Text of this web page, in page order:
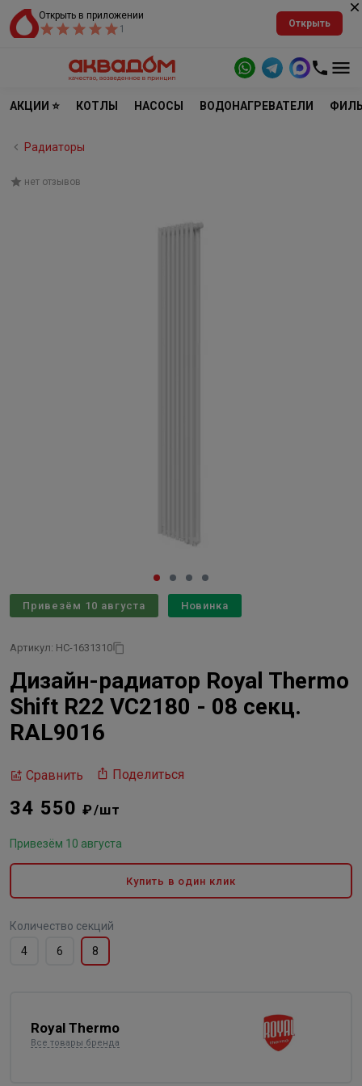
Открыть в приложении
1
Открыть
АКЦИИ ⭐ КОТЛЫ НАСОСЫ ВОДОНАГРЕВАТЕЛИ
Радиаторы
нет отзывов
Привезём 10 августа Новинка
Артикул: НС-1631310
Дизайн-радиатор Royal Thermo
Shift R22 VC2180 - 08 секц.
RAL9016
Сравнить Поделиться
34 550₽/шт
Привезём 10 августа
Купить в один клик
Количество секций
4
6 8
Royal Thermo
Все товары бренда